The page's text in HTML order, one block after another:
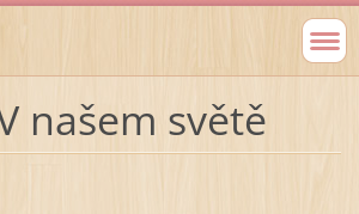
našem světě